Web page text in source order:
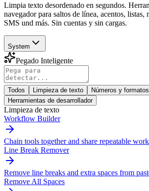
Limpia texto desordenado en segundos.
navegador para saltos de línea, acentos, listas,
SMS und más. Sin cuentas y sin cargas.
System
Pegado Inteligente
Todos Limpieza de texto
Números y formatos
Herramientas de desarrollador
Limpieza de texto
Workflow Builder
Chain tools together and share repeatable
Line Break Remover
Remove line breaks and extra spaces from
Remove All Spaces